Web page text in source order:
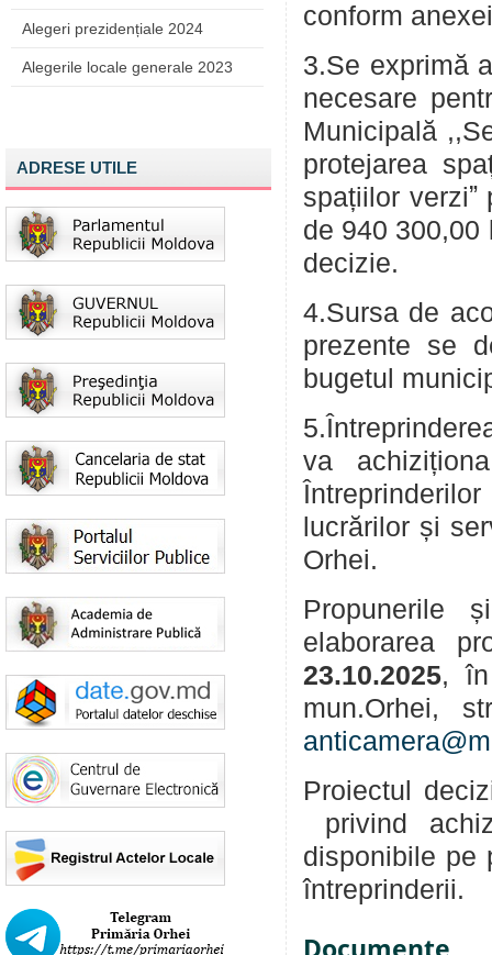
Alegeri prezidențiale 2024
Alegerile locale generale 2023
ADRESE UTILE
conform
3.Se exprimă
necesare
Municipală
protejarea
spațiilor
de 940 300,00
decizie.
4.Sursa de
prezente se
bugetul
va achiziționa
lucrărilor și
Orhei.
Propunerile
elaborarea
23.10.2025, în
mun.Orhei,
Proiectul
privind
disponibile pe
întreprinderii.